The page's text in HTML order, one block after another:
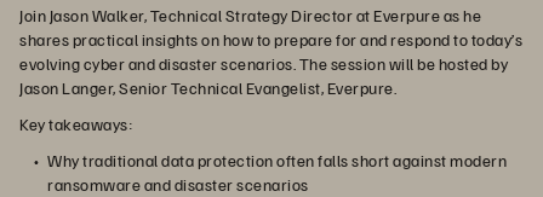
Join Jason Walker, Technical Strategy Director at Everpure as he
shares practical insights on how to prepare for and respond to today’s
evolving cyber and disaster scenarios. The session will be hosted by
Jason Langer, Senior Technical Evangelist, Everpure.
Key takeaways:
Why traditional data protection often falls short against modern
ransomware and disaster scenarios